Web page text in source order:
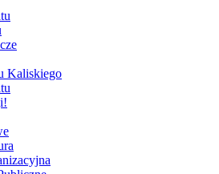
Kaliskiego